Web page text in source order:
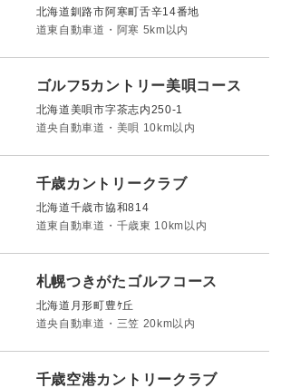
北海道釧路市阿寒町舌辛14番地
道東自動車道・阿寒 5km以内
ゴルフ5カントリー美唄コース
北海道美唄市字茶志内250-1
道央自動車道・美唄 10km以内
千歳カントリークラブ
北海道千歳市協和814
道東自動車道・千歳東 10km以内
札幌つきがたゴルフコース
北海道月形町豊ｹ丘
道央自動車道・三笠 20km以内
千歳空港カントリークラブ